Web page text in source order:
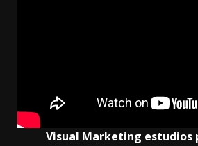
Visual Marketing estudios